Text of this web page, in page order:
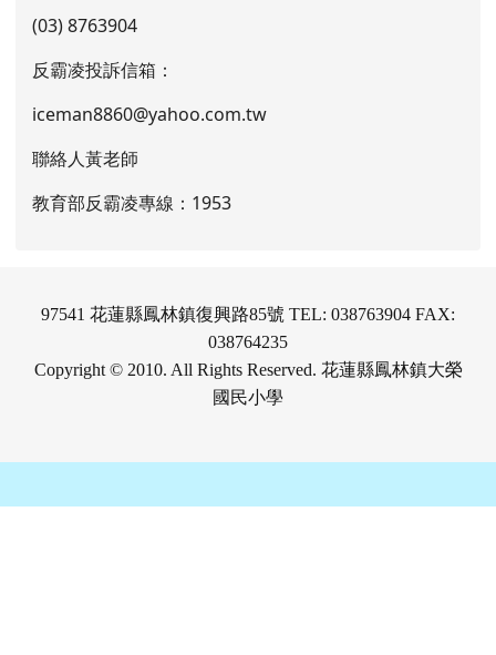
(03) 8763904
反霸凌投訴信箱：
iceman8860@yahoo.com.tw
聯絡人黃老師
教育部反霸凌專線：1953
97541 花蓮縣鳳林鎮復興路85號 TEL: 038763904 FAX:
038764235
Copyright © 2010. All Rights Reserved. 花蓮縣鳳林鎮大榮
國民小學